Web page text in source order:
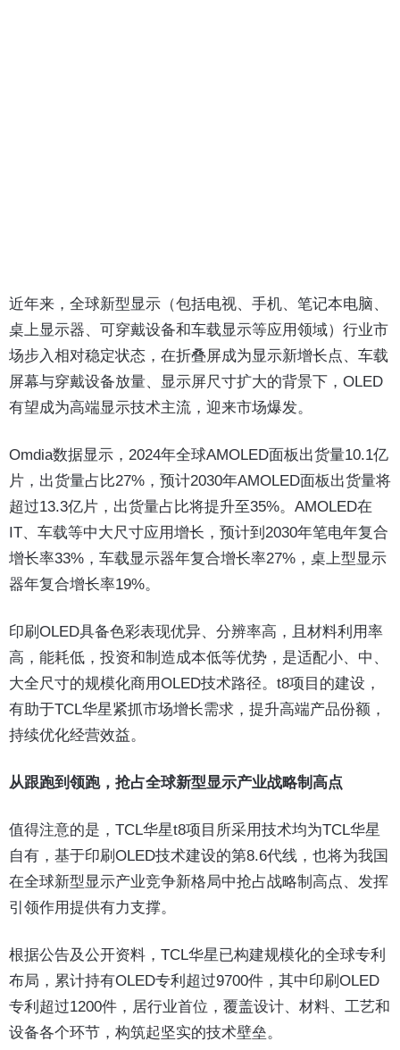
近年来，全球新型显示（包括电视、手机、笔记本电脑、
桌上显示器、可穿戴设备和车载显示等应用领域）行业市
场步入相对稳定状态，在折叠屏成为显示新增长点、车载
屏幕与穿戴设备放量、显示屏尺寸扩大的背景下，OLED
有望成为高端显示技术主流，迎来市场爆发。
Omdia数据显示，2024年全球AMOLED面板出货量10.1亿
片，出货量占比27%，预计2030年AMOLED面板出货量将
超过13.3亿片，出货量占比将提升至35%。AMOLED在
IT、车载等中大尺寸应用增长，预计到2030年笔电年复合
增长率33%，车载显示器年复合增长率27%，桌上型显示
器年复合增长率19%。
印刷OLED具备色彩表现优异、分辨率高，且材料利用率
高，能耗低，投资和制造成本低等优势，是适配小、中、
大全尺寸的规模化商用OLED技术路径。t8项目的建设，
有助于TCL华星紧抓市场增长需求，提升高端产品份额，
持续优化经营效益。
从跟跑到领跑，抢占全球新型显示产业战略制高点
值得注意的是，TCL华星t8项目所采用技术均为TCL华星
自有，基于印刷OLED技术建设的第8.6代线，也将为我国
在全球新型显示产业竞争新格局中抢占战略制高点、发挥
引领作用提供有力支撑。
根据公告及公开资料，TCL华星已构建规模化的全球专利
布局，累计持有OLED专利超过9700件，其中印刷OLED
专利超过1200件，居行业首位，覆盖设计、材料、工艺和
设备各个环节，构筑起坚实的技术壁垒。